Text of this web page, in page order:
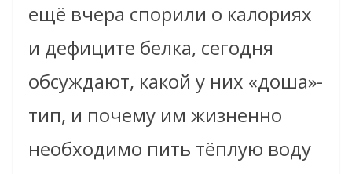
ещё вчера спорили о калориях
и дефиците белка, сегодня
обсуждают, какой у них «доша»-
тип, и почему им жизненно
необходимо пить тёплую воду